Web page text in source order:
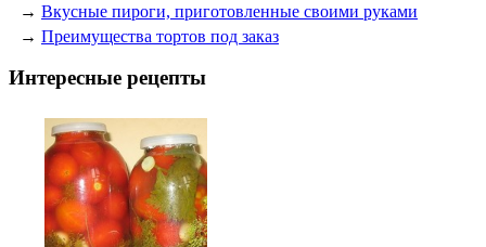
→ Вкусные пироги, приготовленные своими руками
→ Преимущества тортов под заказ
Интересные рецепты